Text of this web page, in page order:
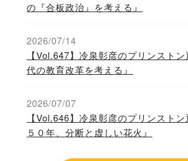
の『合板政治』を考える』
2026/07/14
【Vol.647】冷泉彰彦のプリンスト
代の教育改革を考える』
2026/07/07
【Vol.646】冷泉彰彦のプリンスト
５０年、分断と虚しい花火』